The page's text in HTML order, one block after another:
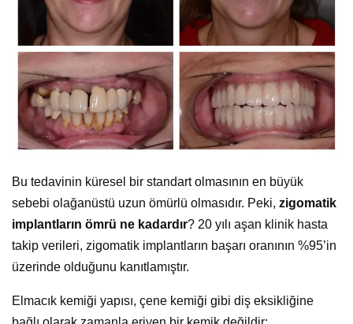
Bu tedavinin küresel bir standart olmasının en büyük
sebebi olağanüstü uzun ömürlü olmasıdır. Peki, zigomatik
implantların ömrü ne kadardır? 20 yılı aşan klinik hasta
takip verileri, zigomatik implantların başarı oranının %95’in
üzerinde olduğunu kanıtlamıştır.
Elmacık kemiği yapısı, çene kemiği gibi diş eksikliğine